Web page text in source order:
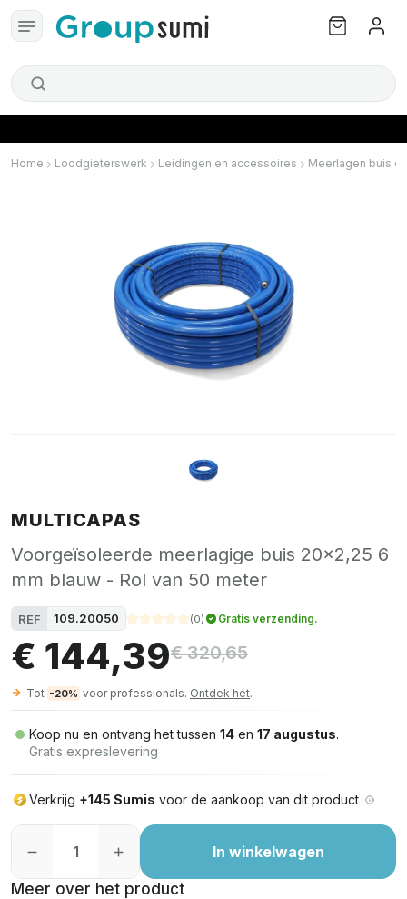
Home Loodgieterswerk Leidingen en accessoires Meerlagen buis
MULTICAPAS
Voorgeïsoleerde meerlagige buis 20x2,25 6
mm blauw - Rol van 50 meter
REF 109.20050 (0) Gratis verzending.
€ 144,39€ 320,65
Tot -20% voor professionals. Ontdek het.
Koop nu en ontvang het tussen 14 en 17 augustus.
Gratis expreslevering
Verkrijg +145 Sumis voor de aankoop van dit product
In winkelwagen
Meer over het product